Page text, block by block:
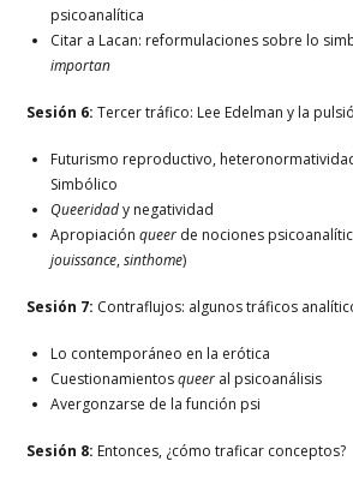
psicoanalítica
Citar a Lacan: reformulaciones sobre lo
importan
Sesión 6: Tercer tráfico: Lee Edelman y la
Futurismo reproductivo,
Simbólico
Queeridady negatividad
Apropiaciónqueer de nociones
jouissance,sinthome)
Sesión 7: Contraflujos: algunos tráficos
Lo contemporáneo en la erótica
Cuestionamientosqueer al psicoanálisis
Avergonzarse de la función psi
Sesión 8: Entonces, ¿cómo traficar conceptos?